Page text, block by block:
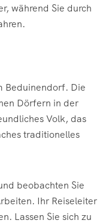
während Sie durch
Beduinendorf. Die
Dörfern in der
Volk, das
traditionelles
beobachten Sie
Ihr Reiseleiter
Lassen Sie sich zu